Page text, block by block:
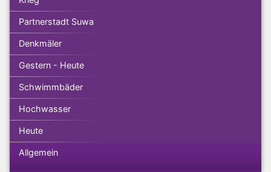
Partnerstadt Suwa
Denkmäler
Gestern - Heute
Schwimmbäder
Hochwasser
Heute
Allgemein